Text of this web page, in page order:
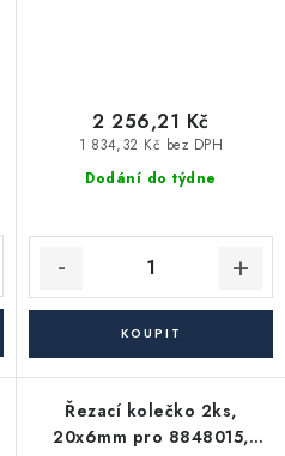
Dodání do týdne
1 834,32 Kč bez DPH
2 256,21 Kč
Řezací kolečko 2ks,
20x6mm pro 8848015,